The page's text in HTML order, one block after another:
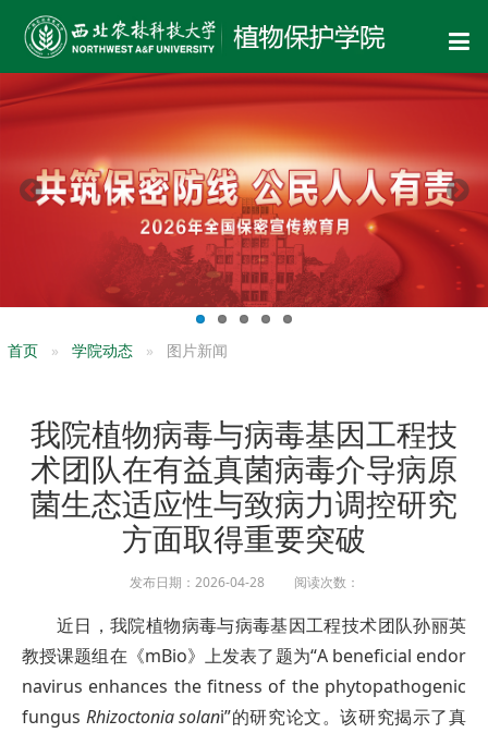
首页 学院动态 图片新闻
我院植物病毒与病毒基因工程技
术团队在有益真菌病毒介导病原
菌生态适应性与致病力调控研究
方面取得重要突破
发布日期：2026-04-28 阅读次数：
近日，我院植物病毒与病毒基因工程技术团队孙丽英
教授课题组在《mBio》上发表了题为“A beneficial endor
navirus enhances the fitness of the phytopathogenic
fungus Rhizoctonia solani”的研究论文。该研究揭示了真